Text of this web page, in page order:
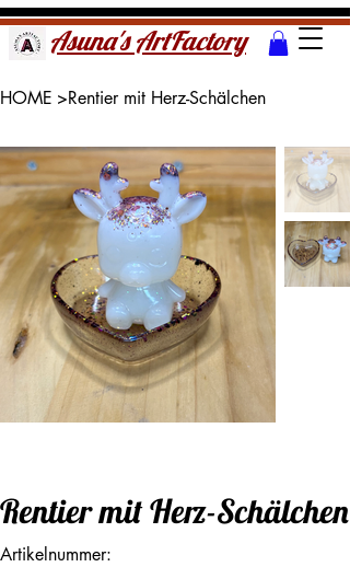
Asuna's ArtFactory
HOME >Rentier mit Herz-Schälchen
Rentier mit Herz-Schälchen
Artikelnummer: